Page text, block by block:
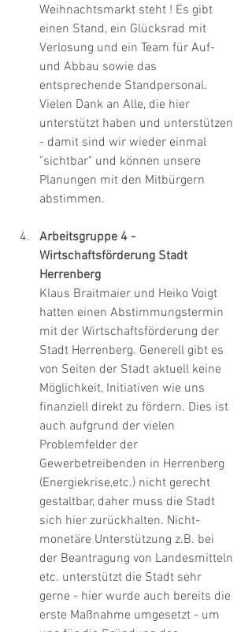
Weihnachtsmarkt steht ! Es gibt
einen Stand, ein Glücksrad mit
Verlosung und ein Team für Auf-
und Abbau sowie das
entsprechende Standpersonal.
Vielen Dank an Alle, die hier
unterstützt haben und unterstützen
- damit sind wir wieder einmal
"sichtbar" und können unsere
Planungen mit den Mitbürgern
abstimmen.
Arbeitsgruppe 4 -
Wirtschaftsförderung Stadt
Herrenberg
Klaus Braitmaier und Heiko Voigt
hatten einen Abstimmungstermin
mit der Wirtschaftsförderung der
Stadt Herrenberg. Generell gibt es
von Seiten der Stadt aktuell keine
Möglichkeit, Initiativen wie uns
finanziell direkt zu fördern. Dies ist
auch aufgrund der vielen
Problemfelder der
Gewerbetreibenden in Herrenberg
(Energiekrise,etc.) nicht gerecht
gestaltbar, daher muss die Stadt
sich hier zurückhalten. Nicht-
monetäre Unterstützung z.B. bei
der Beantragung von Landesmitteln
etc. unterstützt die Stadt sehr
gerne - hier wurde auch bereits die
erste Maßnahme umgesetzt - um